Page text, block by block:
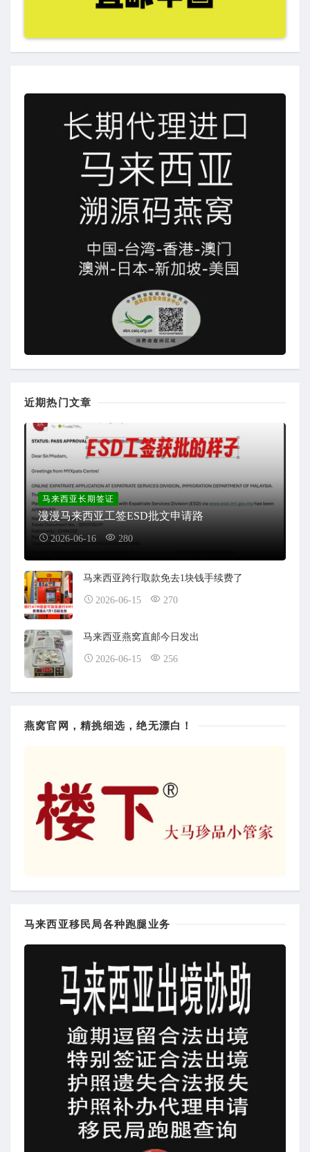
近期热门文章
马来西亚长期签证
漫漫马来西亚工签ESD批文申请路
2026-06-16 280
马来西亚跨行取款免去1块钱手续费了
2026-06-15 270
马来西亚燕窝直邮今日发出
2026-06-15 256
燕窝官网，精挑细选，绝无漂白！
马来西亚移民局各种跑腿业务